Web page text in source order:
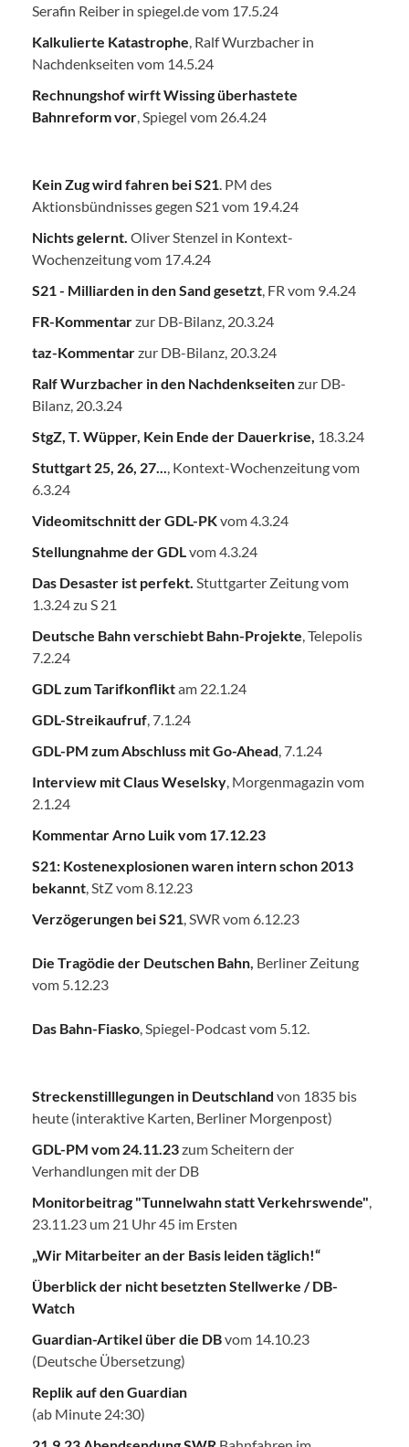
Serafin Reiber in spiegel.de vom 17.5.24
Kalkulierte Katastrophe , Ralf Wurzbacher in
Nachdenkseiten vom 14.5.24
Rechnungshof wirft Wissing überhastete
Bahnreform vor , Spiegel vom 26.4.24
Kein Zug wird fahren bei S21 . PM des
Aktionsbündnisses gegen S21 vom 19.4.24
Nichts gelernt. Oliver Stenzel in Kontext-
Wochenzeitung vom 17.4.24
S21 - Milliarden in den Sand gesetzt , FR vom 9.4.24
FR-Kommentarzur DB-Bilanz, 20.3.24
taz-Kommentarzur DB-Bilanz, 20.3.24
Ralf Wurzbacher in den Nachdenkseitenzur DB-
Bilanz, 20.3.24
StgZ, T. Wüpper, Kein Ende der Dauerkrise, 18.3.24
Stuttgart 25, 26, 27...
, Kontext-Wochenzeitung vom
6.3.24
Videomitschnitt der GDL-PKvom 4.3.24
Stellungnahme der GDL vom 4.3.24
Das Desaster ist perfekt. Stuttgarter Zeitung vom
1.3.24 zu S 21
Deutsche Bahn verschiebt Bahn-Projekte , Telepolis
7.2.24
GDL zum Tarifkonfliktam 22.1.24
GDL-Streikaufruf , 7.1.24
GDL-PM zum Abschluss mit Go-Ahead , 7.1.24
Interview mit Claus Weselsky , Morgenmagazin vom
2.1.24
Kommentar Arno Luik vom 17.12.23
S21: Kostenexplosionen waren intern schon 2013
bekannt , StZ vom 8.12.23
Verzögerungen bei S21 , SWR vom 6.12.23
Die Tragödie der Deutschen Bahn Berliner Zeitung
vom 5.12.23
Das Bahn-Fiasko , Spiegel-Podcast vom 5.12.
Streckenstilllegungen in Deutschland von 1835 bis
heute (interaktive Karten, Berliner Morgenpost)
GDL-PM vom 24.11.23zum Scheitern der
Verhandlungen mit der DB
Monitorbeitrag "Tunnelwahn statt Verkehrswende"
23.11.23 um 21 Uhr 45 im Ersten
„Wir Mitarbeiter an der Basis leiden täglich!“
Überblick der nicht besetzten Stellwerke / DB-
Watch
Guardian-Artikel über die DBvom 14.10.23
(Deutsche Übersetzung)
Replik auf den Guardian
(ab Minute 24:30)